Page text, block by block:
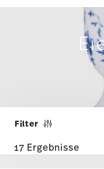
Filter
17 Ergebnisse